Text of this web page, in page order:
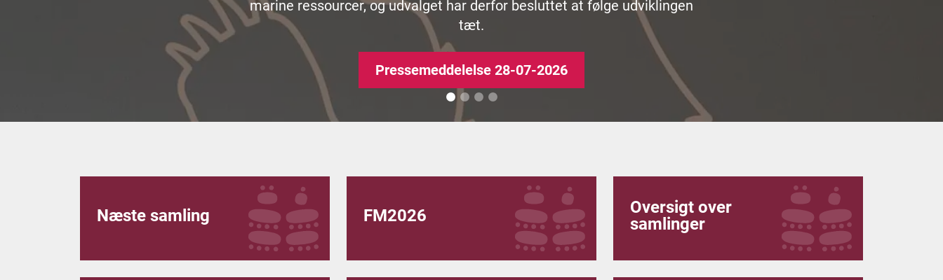
marine ressourcer, og udvalget har derfor besluttet at følge udviklingen
tæt.
Pressemeddelelse 28-07-2026
Nyhed 03.07.2026
Næste samling FM2026
Oversigt over
samlinger